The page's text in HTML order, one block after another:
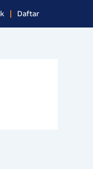
Daftar